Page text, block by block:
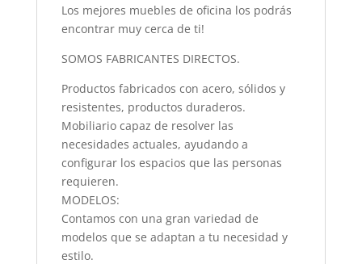
Los mejores muebles de oficina los podrás
encontrar muy cerca de ti!
SOMOS FABRICANTES DIRECTOS.
Productos fabricados con acero, sólidos y
resistentes, productos duraderos.
Mobiliario capaz de resolver las
necesidades actuales, ayudando a
configurar los espacios que las personas
requieren.
MODELOS:
Contamos con una gran variedad de
modelos que se adaptan a tu necesidad y
estilo.